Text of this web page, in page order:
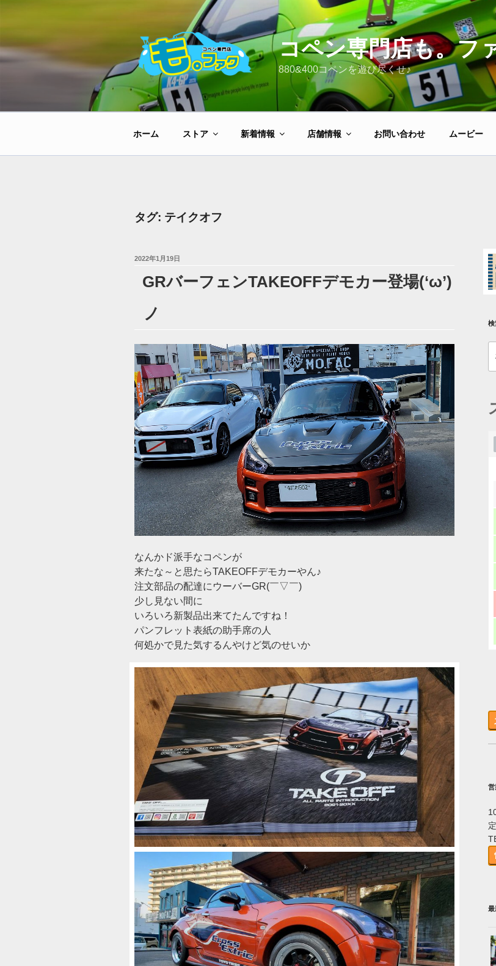
ン
ツ
キ
コペン専門店も。フ
880&400コペンを遊び尽くせ♪
ホーム ストア 新着情報 店舗情報 お問い合わせ ムービー
タグ: テイクオフ
投
2022年1月19日
GRバーフェンTAKEOFFデモカー登場(‘ω’)
ノ
なんかド派手なコペンが
来たな～と思たらTAKEOFFデモカーやん♪
注文部品の配達にウーバーGR(￣▽￣)
少し見ない間に
いろいろ新製品出来てたんですね！
パンフレット表紙の助手席の人
何処かで見た気するんやけど気のせいか
検
営
最